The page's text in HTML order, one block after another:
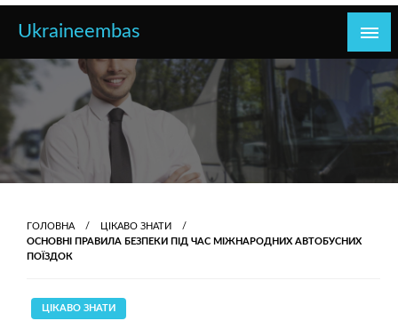
Перейти
Ukraineembas
ГОЛОВНА
ЦІКАВО ЗНАТИ
ОСНОВНІ ПРАВИЛА БЕЗПЕКИ ПІД ЧАС МІЖНАРОДНИХ АВТОБУСНИХ
ПОЇЗДОК
ЦІКАВО ЗНАТИ